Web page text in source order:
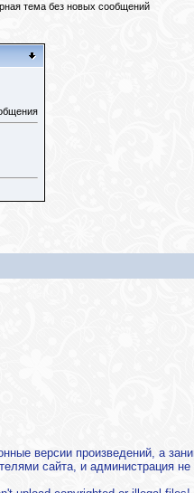
тема без новых сообщений
версии произведений, а
сайта, и администрация